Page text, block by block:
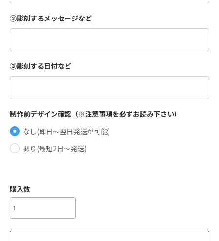
②彫刻するメッセージなど
③彫刻する日付など
制作前デザイン確認（※注意事項を必ずお読み下さい）
なし(即日〜翌日発送が可能)
あり(最短2日〜発送)
購入数